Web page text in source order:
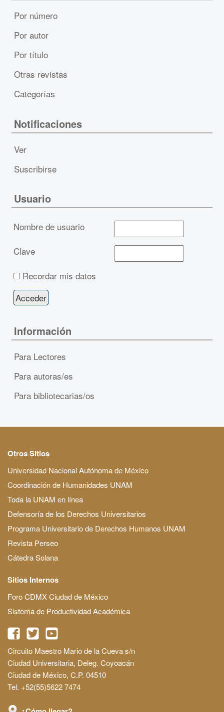
Por número
Por autor
Por título
Otras revistas
Categorías
Notificaciones
Ver
Suscribirse
Usuario
Nombre de usuario
Clave
Recordar mis datos
Información
Para Lectores
Para autoras/es
Para bibliotecarias/os
Otros Sitios
Universidad Nacional Autónoma de México
Coordinación de Humanidades UNAM
Toda la UNAM en línea
Defensoría de los Derechos Universitarios
Programa Universitario de Derechos Humanos UNAM
Revista Perseo
Cátedra Solana
Sitios Internos
Foro CDMX Ciudad de México
Sistema de Productividad Académica
Circuito Maestro Mario de la Cueva s/n
Ciudad Universitaria, Deleg. Coyoacán
Ciudad de México, C.P. 04510
Tel. +52(55)5622 7474